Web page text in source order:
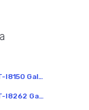
GT-I8150 Galaxy W
GT-I8262 Galaxy Core Duos